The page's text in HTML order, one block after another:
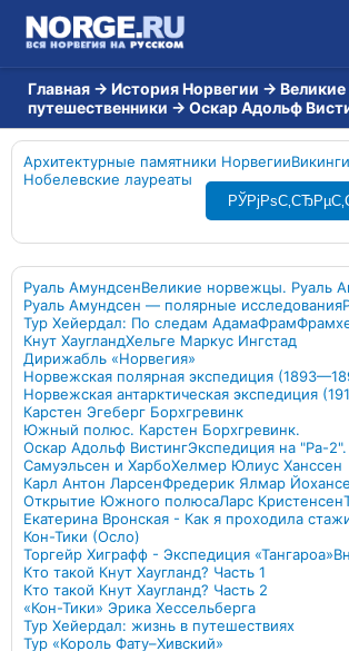
Главная → История Норвегии → Великие
путешественники → Оскар Адольф
Архитектурные памятники НорвегииВикинги
Нобелевские лауреаты
Руаль АмундсенВеликие норвежцы. Руаль
Руаль Амундсен — полярные исследования
Тур Хейердал: По следам АдамаФрам
Кнут ХаугландХельге Маркус Ингстад
Дирижабль «Норвегия»
Норвежская полярная экспедиция
Норвежская антарктическая экспедиция
Карстен Эгеберг Борхгревинк
Южный полюс. Карстен Борхгревинк.
Оскар Адольф ВистингЭкспедиция на "Ра-2".
Самуэльсен и ХарбоХелмер Юлиус Ханссен
Карл Антон ЛарсенФредерик Ялмар
Открытие Южного полюсаЛарс Кристенсен
Екатерина Вронская - Как я проходила
Кон-Тики (Осло)
Торгейр Хиграфф - Экспедиция «Тангароа»
Кто такой Кнут Хаугланд? Часть 1
Кто такой Кнут Хаугланд? Часть 2
«Кон-Тики» Эрика Хессельберга
Тур Хейердал: жизнь в путешествиях
Тур «Король Фату–Хивский»